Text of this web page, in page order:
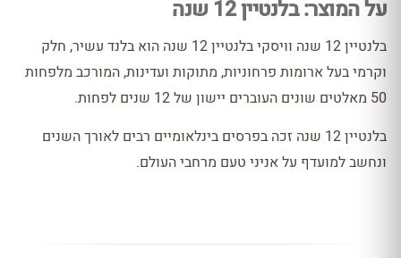
על המוצר: בלנטיין 12 שנה
בלנטיין 12 שנה וויסקי בלנטיין 12 שנה הוא בלנד עשיר, חלק
וקרמי בעל ארומות פרחוניות, מתוקות ועדינות, המורכב מלפחות
50 מאלטים שונים העוברים יישון של 12 שנים לפחות.
בלנטיין 12 שנה זכה בפרסים בינלאומיים רבים לאורך השנים
ונחשב למועדף על אניני טעם מרחבי העולם.